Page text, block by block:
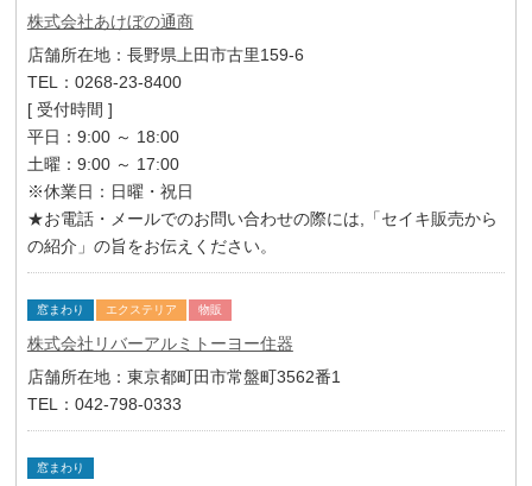
株式会社あけぼの通商
店舗所在地：長野県上田市古里159-6
TEL：0268-23-8400
[ 受付時間 ]
平日：9:00 ～ 18:00
土曜：9:00 ～ 17:00
※休業日：日曜・祝日
★お電話・メールでのお問い合わせの際には,「セイキ販売から
の紹介」の旨をお伝えください。
窓まわり エクステリア 物販
株式会社リバーアルミトーヨー住器
店舗所在地：東京都町田市常盤町3562番1
TEL：042-798-0333
窓まわり